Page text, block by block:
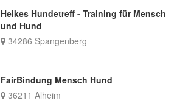
Heikes Hundetreff - Training für Mensch
und Hund
34286 Spangenberg
FairBindung Mensch Hund
36211 Alheim